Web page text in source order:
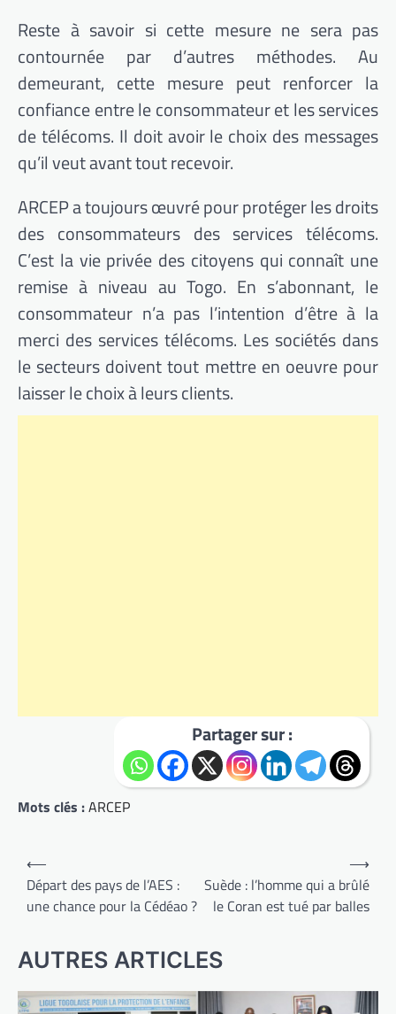
Reste à savoir si cette mesure ne sera pas
contournée par d’autres méthodes. Au
demeurant, cette mesure peut renforcer la
confiance entre le consommateur et les services
de télécoms. Il doit avoir le choix des messages
qu’il veut avant tout recevoir.
ARCEP a toujours œuvré pour protéger les droits
des consommateurs des services télécoms.
C’est la vie privée des citoyens qui connaît une
remise à niveau au Togo. En s’abonnant, le
consommateur n’a pas l’intention d’être à la
merci des services télécoms. Les sociétés dans
le secteurs doivent tout mettre en oeuvre pour
laisser le choix à leurs clients.
Partager sur :
Mots clés :ARCEP
Navigation
de
l’article
⟵
Départ des pays de l’AES :
une chance pour la Cédéao ?
Suède : l’homme qui a brûlé
le Coran est tué par balles
⟶
AUTRES ARTICLES